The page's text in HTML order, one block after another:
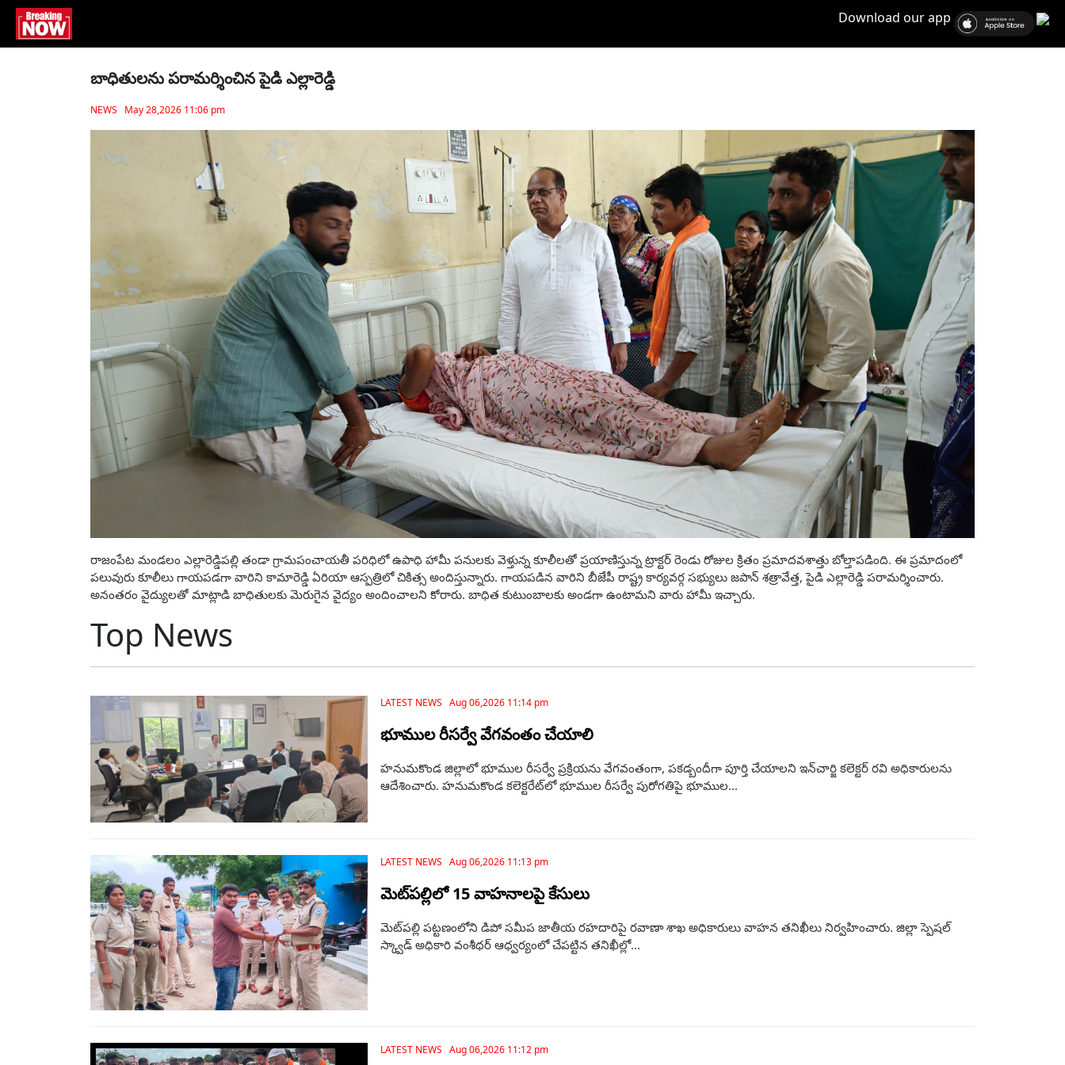
Download our app
బాధితుల‌ను పరామర్శించిన పైడి ఎల్లారెడ్డి
NEWS May 28,2026 11:06 pm
రాజంపేట మండలం ఎల్లారెడ్డిపల్లి తండా గ్రామపంచాయతీ పరిధిలో ఉపాధి హామీ పనులకు వెళ్తున్న కూలీలతో ప్రయాణిస్తున్న ట్రాక్టర్ రెండు రోజుల క్రితం ప్రమాదవశాత్తు బోల్తాపడింది. ఈ ప్రమాదంలో
పలువురు కూలీలు గాయపడగా వారిని కామారెడ్డి ఏరియా ఆస్పత్రిలో చికిత్స అందిస్తున్నారు. గాయపడిన వారిని బీజేపీ రాష్ట్ర కార్యవర్గ సభ్యులు జపాన్ శత్రావేత్త, పైడి ఎల్లారెడ్డి పరామర్శించారు.
అనంతరం వైద్యులతో మాట్లాడి బాధితులకు మెరుగైన వైద్యం అందించాలని కోరారు. బాధిత కుటుంబాలకు అండగా ఉంటామని వారు హామీ ఇచ్చారు.
Top News
LATEST NEWS Aug 06,2026 11:14 pm
భూముల రీసర్వే వేగవంతం చేయాలి
హనుమకొండ జిల్లాలో భూముల రీసర్వే ప్రక్రియను వేగవంతంగా, పకడ్బందీగా పూర్తి చేయాలని ఇన్‌చార్జి కలెక్టర్ రవి అధికారులను
ఆదేశించారు. హనుమకొండ కలెక్టరేట్‌లో భూముల రీసర్వే పురోగతిపై భూముల...
LATEST NEWS Aug 06,2026 11:13 pm
మెట్‌పల్లిలో 15 వాహనాలపై కేసులు
మెట్‌పల్లి పట్టణంలోని డిపో సమీప జాతీయ రహదారిపై రవాణా శాఖ అధికారులు వాహన తనిఖీలు నిర్వహించారు. జిల్లా స్పెషల్
స్క్వాడ్ అధికారి వంశీధర్ ఆధ్వర్యంలో చేపట్టిన తనిఖీల్లో...
LATEST NEWS Aug 06,2026 11:12 pm